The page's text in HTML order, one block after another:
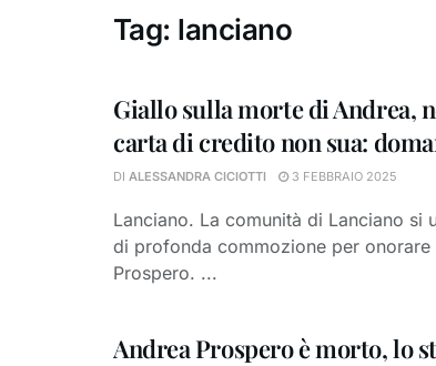
Tag: lanciano
Giallo sulla morte di Andrea,
carta di credito non sua:
DI ALESSANDRA CICIOTTI 3 FEBBRAIO 2025
Lanciano. La comunità di Lanciano si
di profonda commozione per onorare
Prospero. ...
Andrea Prospero è morto, lo